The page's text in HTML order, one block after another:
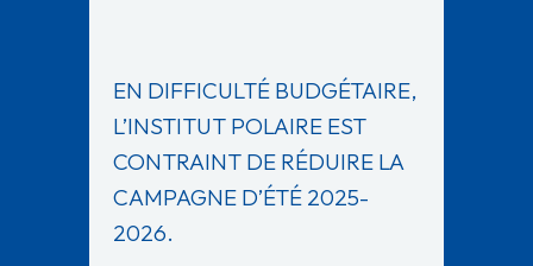
EN DIFFICULTÉ BUDGÉTAIRE,
L’INSTITUT POLAIRE EST
CONTRAINT DE RÉDUIRE LA
CAMPAGNE D’ÉTÉ 2025-
2026.